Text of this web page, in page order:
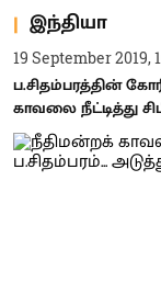
இந்தியா
19 September 2019,
ப.சிதம்பரத்தின்
காவலை நீட்டித்து